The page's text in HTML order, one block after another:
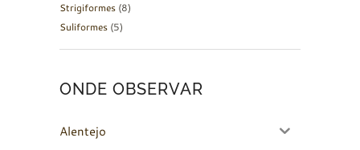
Strigiformes (8)
Suliformes (5)
ONDE OBSERVAR
Alentejo